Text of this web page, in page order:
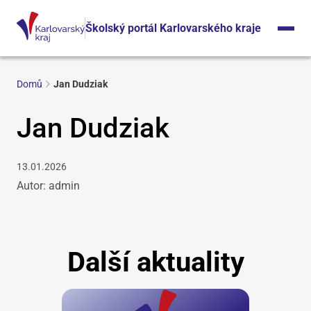
Školský portál Karlovarského kraje
Domů Jan Dudziak
Jan Dudziak
13.01.2026
Autor: admin
Další aktuality